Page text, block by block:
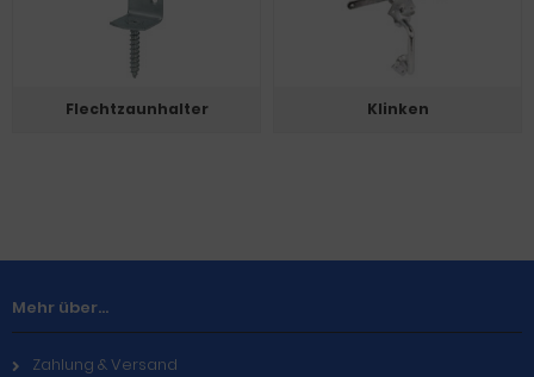
Flechtzaunhalter Klinken
Mehr über...
Zahlung & Versand